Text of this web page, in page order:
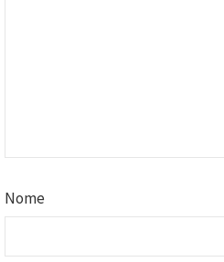
Nome